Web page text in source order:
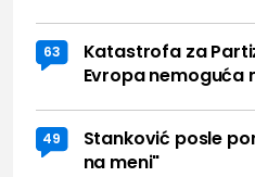
63
Katastrofa za
Evropa nemoguća
49
Stanković posle
na meni"